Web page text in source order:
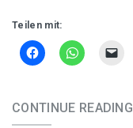
Teilen mit:
CONTINUE READING